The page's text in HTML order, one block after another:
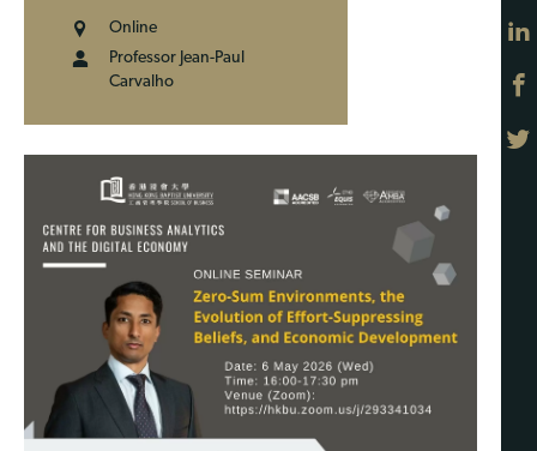
Online
Professor Jean-Paul
Carvalho